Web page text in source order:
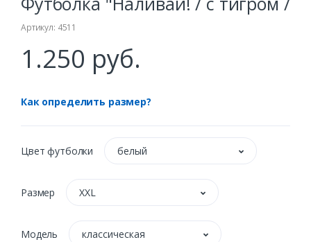
Артикул: 4511
1.250 руб.
Как определить размер?
Цвет футболки белый
Размер XXL
Модель классическая